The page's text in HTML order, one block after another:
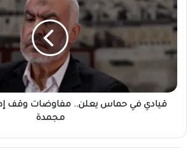
حماس
يعلن..
وقف
في
غزةقيادي في حماس يعلن.. مفاوضات وقف
مجمدة